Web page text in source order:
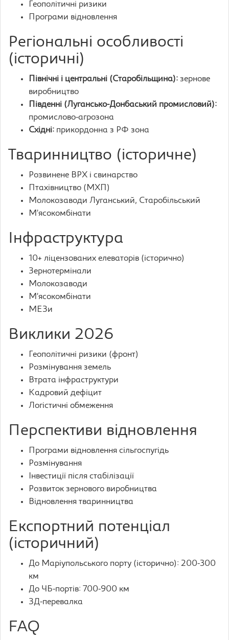
Геополітичні ризики
Програми відновлення
Регіональні особливості
(історичні)
Північні і центральні (Старобільщина): зернове
виробництво
Південні (Лугансько-Донбаський промисловий):
промислово-агрозона
Східні: прикордонна з РФ зона
Тваринництво (історичне)
Розвинене ВРХ і свинарство
Птахівництво (МХП)
Молокозаводи Луганський, Старобільський
М’ясокомбінати
Інфраструктура
10+ ліцензованих елеваторів (історично)
Зернотермінали
Молокозаводи
М’ясокомбінати
МЕЗи
Виклики 2026
Геополітичні ризики (фронт)
Розмінування земель
Втрата інфраструктури
Кадровий дефіцит
Логістичні обмеження
Перспективи відновлення
Програми відновлення сільгоспугідь
Розмінування
Інвестиції після стабілізації
Розвиток зернового виробництва
Відновлення тваринництва
Експортний потенціал
(історичний)
До Маріупольського порту (історично): 200-300
км
До ЧБ-портів: 700-900 км
ЗД-перевалка
FAQ